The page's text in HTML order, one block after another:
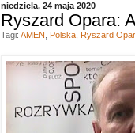
niedziela, 24 maja 2020
Ryszard Opara:
Tagi: AMEN Polska, Ryszard